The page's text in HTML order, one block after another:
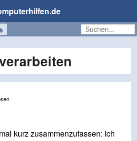
kurz zusammenzufassen: Ich